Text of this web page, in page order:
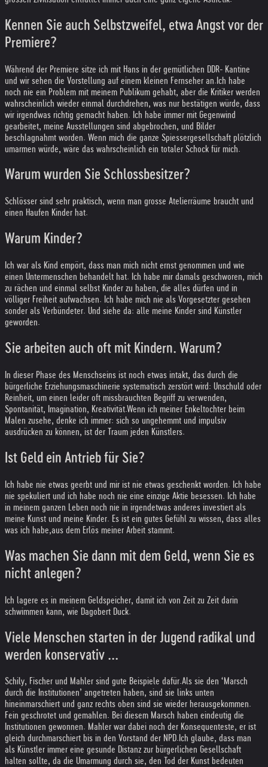
Kennen Sie auch Selbstzweifel, etwa Angst vor der
Premiere?
Während der Premiere sitze ich mit Hans in der gemütlichen DDR- Kantine
und wir sehen die Vorstellung auf einem kleinen Fernseher an. Ich habe
noch nie ein Problem mit meinem Publikum gehabt, aber die Kritiker werden
wahrscheinlich wieder einmal durchdrehen, was nur bestätigen würde, dass
wir irgendwas richtig gemacht haben. Ich habe immer mit Gegenwind
gearbeitet, meine Ausstellungen sind abgebrochen, und Bilder
beschlagnahmt worden. Wenn mich die ganze Spiessergesellschaft plötzlich
umarmen würde, wäre das wahrscheinlich ein totaler Schock für mich.
Warum wurden Sie Schlossbesitzer?
Schlösser sind sehr praktisch, wenn man grosse Atelierräume braucht und
einen Haufen Kinder hat.
Warum Kinder?
Ich war als Kind empört, dass man mich nicht ernst genommen und wie
einen Untermenschen behandelt hat. Ich habe mir damals geschworen, mich
zu rächen und einmal selbst Kinder zu haben, die alles dürfen und in
völliger Freiheit aufwachsen. Ich habe mich nie als Vorgesetzter gesehen
sonder als Verbündeter. Und siehe da: alle meine Kinder sind Künstler
geworden.
Sie arbeiten auch oft mit Kindern. Warum?
In dieser Phase des Menschseins ist noch etwas intakt, das durch die
bürgerliche Erziehungsmaschinerie systematisch zerstört wird: Unschuld oder
Reinheit, um einen leider oft missbrauchten Begriff zu verwenden,
Spontanität, Imagination, Kreativität.Wenn ich meiner Enkeltochter beim
Malen zusehe, denke ich immer: sich so ungehemmt und impulsiv
ausdrücken zu können, ist der Traum jeden Künstlers.
Ist Geld ein Antrieb für Sie?
Ich habe nie etwas geerbt und mir ist nie etwas geschenkt worden. Ich habe
nie spekuliert und ich habe noch nie eine einzige Aktie besessen. Ich habe
in meinem ganzen Leben noch nie in irgendetwas anderes investiert als
meine Kunst und meine Kinder. Es ist ein gutes Gefühl zu wissen, dass alles
was ich habe,aus dem Erlös meiner Arbeit stammt.
Was machen Sie dann mit dem Geld, wenn Sie es
nicht anlegen?
Ich lagere es in meinem Geldspeicher, damit ich von Zeit zu Zeit darin
schwimmen kann, wie Dagobert Duck.
Viele Menschen starten in der Jugend radikal und
werden konservativ ...
Schily, Fischer und Mahler sind gute Beispiele dafür.Als sie den ‘Marsch
durch die Institutionen’ angetreten haben, sind sie links unten
hineinmarschiert und ganz rechts oben sind sie wieder herausgekommen.
Fein geschrotet und gemahlen. Bei diesem Marsch haben eindeutig die
Institutionen gewonnen. Mahler war dabei noch der Konsequenteste, er ist
gleich durchmarschiert bis in den Vorstand der NPD. Ich glaube, dass man
als Künstler immer eine gesunde Distanz zur bürgerlichen Gesellschaft
halten sollte, da die Umarmung durch sie, den Tod der Kunst bedeuten